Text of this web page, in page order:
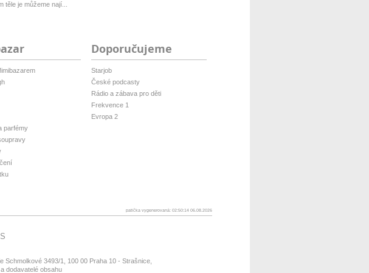
těle je můžeme nají...
parfémy
Doporučujeme
Starjob
České podcasty
Rádio a zábava pro děti
Frekvence 1
Evropa 2
patička vygenerovaná: 02:50:14 06.08.2026
Schmolkové 3493/1, 100 00 Praha 10 - Strašnice,
dodavatelé obsahu